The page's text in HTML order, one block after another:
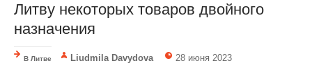
Литву некоторых товаров двойного
назначения
В Литве Liudmila Davydova 28 июня 2023